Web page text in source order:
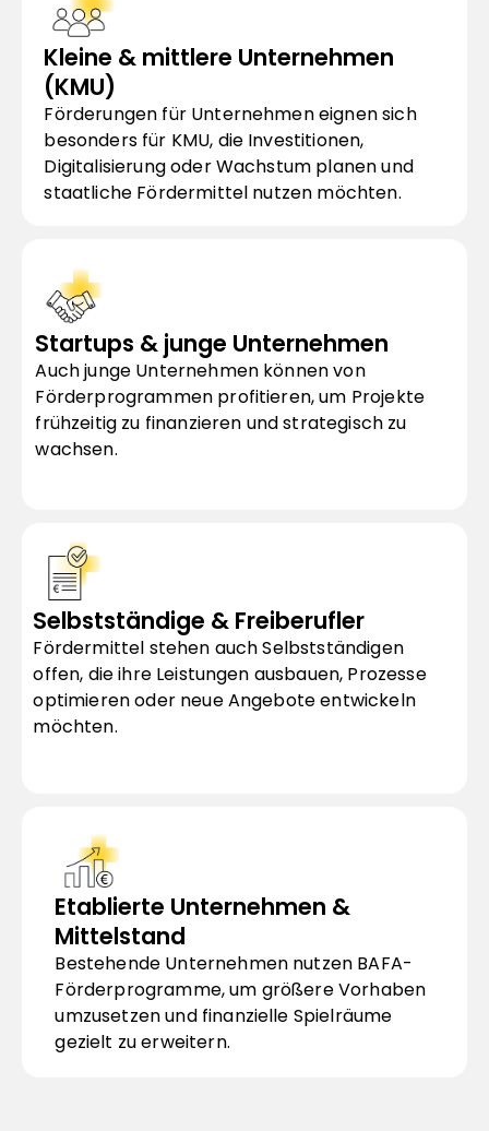
Kleine & mittlere Unternehmen
(KMU)
Förderungen für Unternehmen eignen sich
besonders für KMU, die Investitionen,
Digitalisierung oder Wachstum planen und
staatliche Fördermittel nutzen möchten.
Startups & junge Unternehmen
Auch junge Unternehmen können von
Förderprogrammen profitieren, um Projekte
frühzeitig zu finanzieren und strategisch zu
wachsen.
Selbstständige & Freiberufler
Fördermittel stehen auch Selbstständigen
offen, die ihre Leistungen ausbauen, Prozesse
optimieren oder neue Angebote entwickeln
möchten.
Etablierte Unternehmen &
Mittelstand
Bestehende Unternehmen nutzen BAFA-
Förderprogramme, um größere Vorhaben
umzusetzen und finanzielle Spielräume
gezielt zu erweitern.